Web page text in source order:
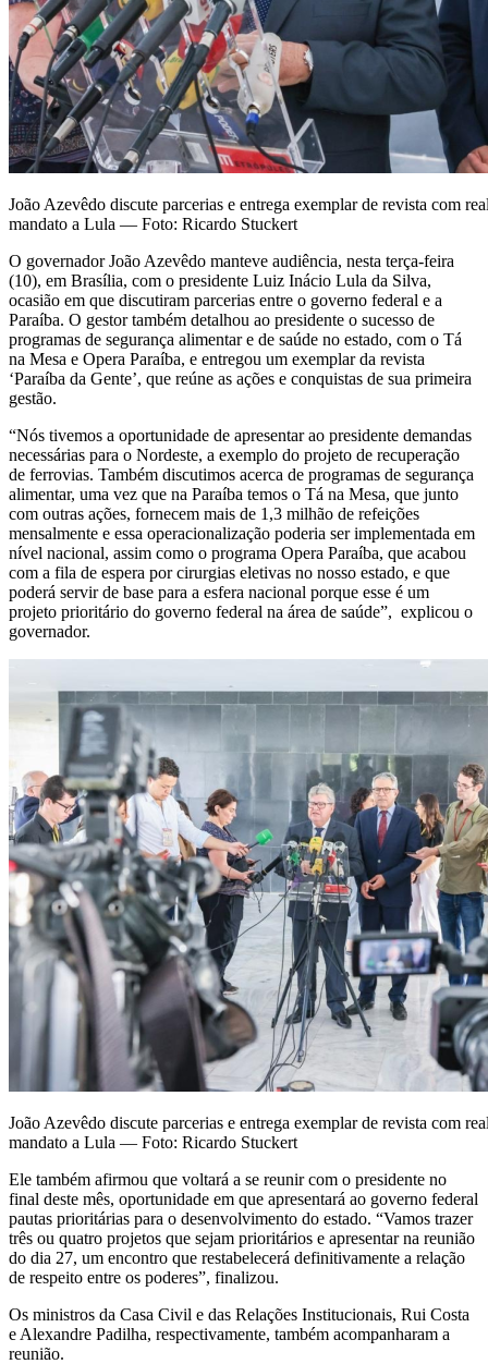
João Azevêdo discute parcerias e entrega exemplar de revista com
mandato a Lula — Foto: Ricardo Stuckert
O governador João Azevêdo manteve audiência, nesta terça-feira
(10), em Brasília, com o presidente Luiz Inácio Lula da Silva,
ocasião em que discutiram parcerias entre o governo federal e a
Paraíba. O gestor também detalhou ao presidente o sucesso de
programas de segurança alimentar e de saúde no estado, com o Tá
na Mesa e Opera Paraíba, e entregou um exemplar da revista
‘Paraíba da Gente’, que reúne as ações e conquistas de sua primeira
gestão.
“Nós tivemos a oportunidade de apresentar ao presidente demandas
necessárias para o Nordeste, a exemplo do projeto de recuperação
de ferrovias. Também discutimos acerca de programas de segurança
alimentar, uma vez que na Paraíba temos o Tá na Mesa, que junto
com outras ações, fornecem mais de 1,3 milhão de refeições
mensalmente e essa operacionalização poderia ser implementada em
nível nacional, assim como o programa Opera Paraíba, que acabou
com a fila de espera por cirurgias eletivas no nosso estado, e que
poderá servir de base para a esfera nacional porque esse é um
projeto prioritário do governo federal na área de saúde”, explicou o
governador.
João Azevêdo discute parcerias e entrega exemplar de revista com
mandato a Lula — Foto: Ricardo Stuckert
Ele também afirmou que voltará a se reunir com o presidente no
final deste mês, oportunidade em que apresentará ao governo federal
pautas prioritárias para o desenvolvimento do estado. “Vamos trazer
três ou quatro projetos que sejam prioritários e apresentar na reunião
do dia 27, um encontro que restabelecerá definitivamente a relação
de respeito entre os poderes”, finalizou.
Os ministros da Casa Civil e das Relações Institucionais, Rui Costa
e Alexandre Padilha, respectivamente, também acompanharam a
reunião.